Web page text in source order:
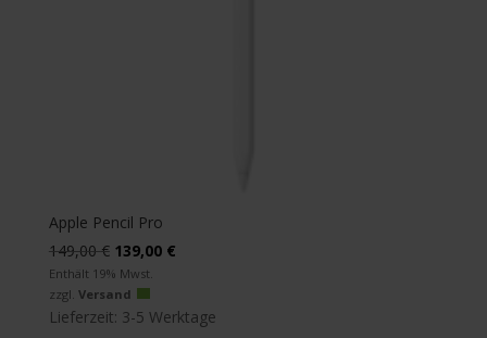
Apple Pencil Pro
149,00€ Ursprünglicher
Preis
war:
149,00 €
139,00 €Aktueller
139,00 €.
Enthält 19% Mwst.
zzgl. Versand
Lieferzeit: 3-5 Werktage